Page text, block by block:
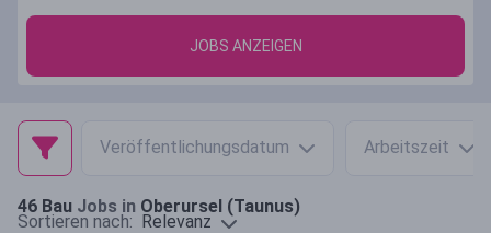
JOBS ANZEIGEN
Veröffentlichungsdatum Arbeitszeit
46 Bau Jobs in Oberursel (Taunus)
Sortieren nach: Relevanz